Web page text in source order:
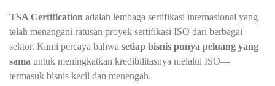
TSA Certification adalah lembaga sertifikasi internasional yang
telah menangani ratusan proyek sertifikasi ISO dari berbagai
sektor. Kami percaya bahwa setiap bisnis punya peluang yang
sama untuk meningkatkan kredibilitasnya melalui ISO—
termasuk bisnis kecil dan menengah.